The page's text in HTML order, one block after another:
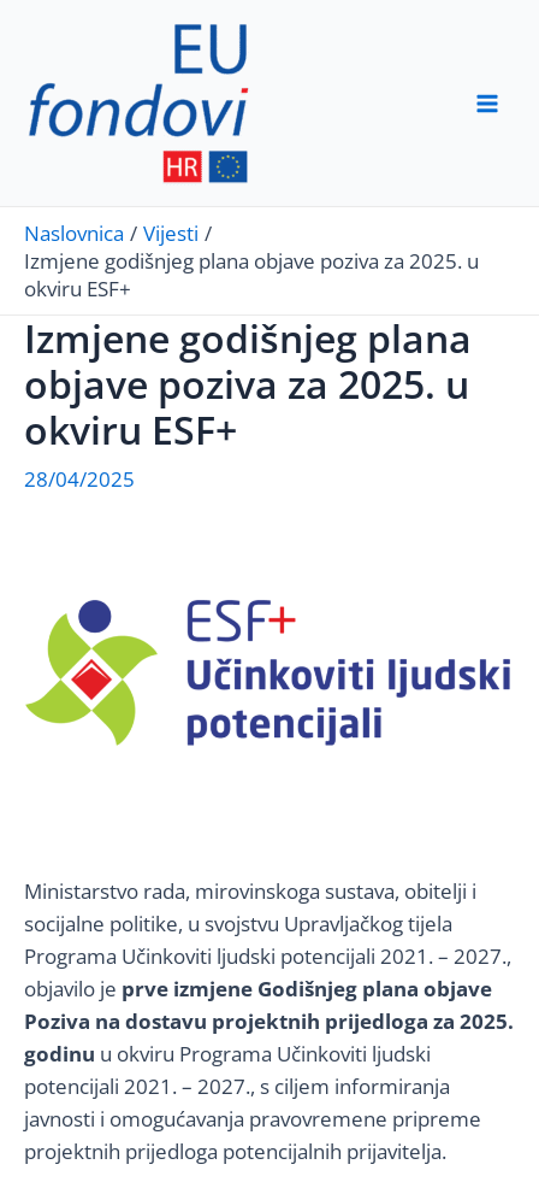
content
Naslovnica
Vijesti
Izmjene godišnjeg plana objave poziva za 2025. u
okviru ESF+
Izmjene godišnjeg plana
objave poziva za 2025. u
okviru ESF+
28/04/2025
Ministarstvo rada, mirovinskoga sustava, obitelji i
socijalne politike, u svojstvu Upravljačkog tijela
Programa Učinkoviti ljudski potencijali 2021. – 2027.,
objavilo je prve izmjene Godišnjeg plana objave
Poziva na dostavu projektnih prijedloga za 2025.
godinu u okviru Programa Učinkoviti ljudski
potencijali 2021. – 2027., s ciljem informiranja
javnosti i omogućavanja pravovremene pripreme
projektnih prijedloga potencijalnih prijavitelja.